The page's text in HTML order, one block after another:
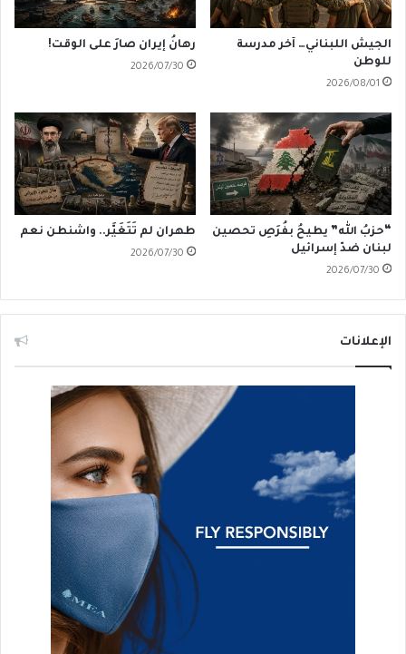
الجيش اللبناني… آخر مدرسة
للوطن
2026/08/01
رهانُ إيران صارَ على الوقت!
2026/07/30
“حزبُ الله” يطيحُ بفُرَصِ تحصين
لبنان ضدّ إسرائيل
2026/07/30
طهران لم تَتَغَيَّر.. واشنطن نعم
2026/07/30
الإعلانات